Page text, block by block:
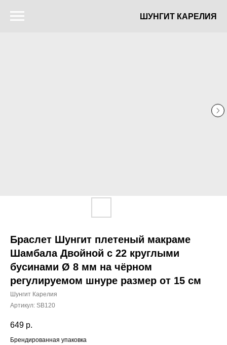
ШУНГИТ КАРЕЛИЯ
Браслет Шунгит плетеный макраме
Шамбала Двойной с 22 круглыми
бусинами Ø 8 мм на чёрном
регулируемом шнуре размер от 15 см
Шунгит Карелия
Артикул: SB120
649 р.
Брендированная упаковка